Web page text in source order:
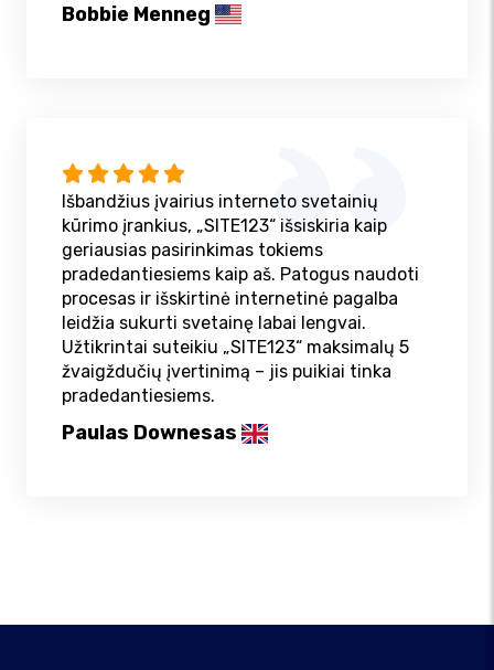
Bobbie Menneg
Išbandžius įvairius interneto svetainių
kūrimo įrankius, „SITE123“ išsiskiria kaip
geriausias pasirinkimas tokiems
pradedantiesiems kaip aš. Patogus naudoti
procesas ir išskirtinė internetinė pagalba
leidžia sukurti svetainę labai lengvai.
Užtikrintai suteikiu „SITE123“ maksimalų 5
žvaigždučių įvertinimą – jis puikiai tinka
pradedantiesiems.
Paulas Downesas